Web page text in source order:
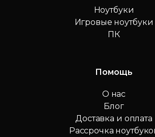
Ноутбуки
Игровые ноутбуки
ПК
Помощь
О нас
Блог
Доставка и оплата
Рассрочка